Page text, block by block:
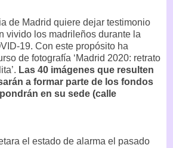
de Madrid quiere dejar testimonio
vivido los madrileños durante la
19. Con este propósito ha
de fotografía ‘Madrid 2020: retrato
Las 40 imágenes que resulten
a formar parte de los fondos
en su sede (calle
el estado de alarma el pasado